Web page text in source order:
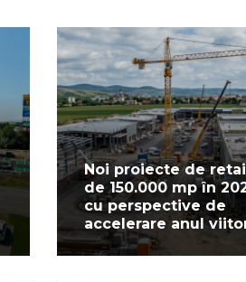
Noi proiecte de
de 150.000 mp în
cu perspective de
accelerare anul